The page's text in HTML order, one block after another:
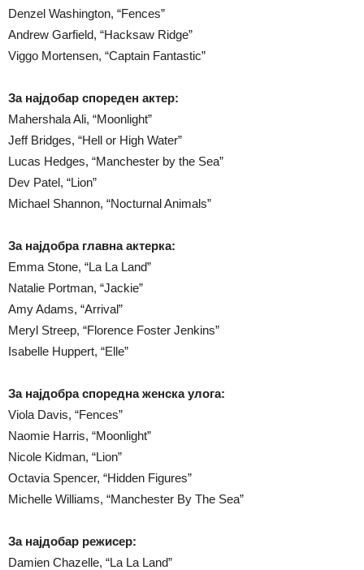
Denzel Washington, “Fences”
Andrew Garfield, “Hacksaw Ridge”
Viggo Mortensen, “Captain Fantastic”
За најдобар спореден актер:
Mahershala Ali, “Moonlight”
Jeff Bridges, “Hell or High Water”
Lucas Hedges, “Manchester by the Sea”
Dev Patel, “Lion”
Michael Shannon, “Nocturnal Animals”
За најдобра главна актерка:
Emma Stone, “La La Land”
Natalie Portman, “Jackie”
Amy Adams, “Arrival”
Meryl Streep, “Florence Foster Jenkins”
Isabelle Huppert, “Elle”
За најдобра споредна женска улога:
Viola Davis, “Fences”
Naomie Harris, “Moonlight”
Nicole Kidman, “Lion”
Octavia Spencer, “Hidden Figures”
Michelle Williams, “Manchester By The Sea”
За најдобар режисер:
Damien Chazelle, “La La Land”